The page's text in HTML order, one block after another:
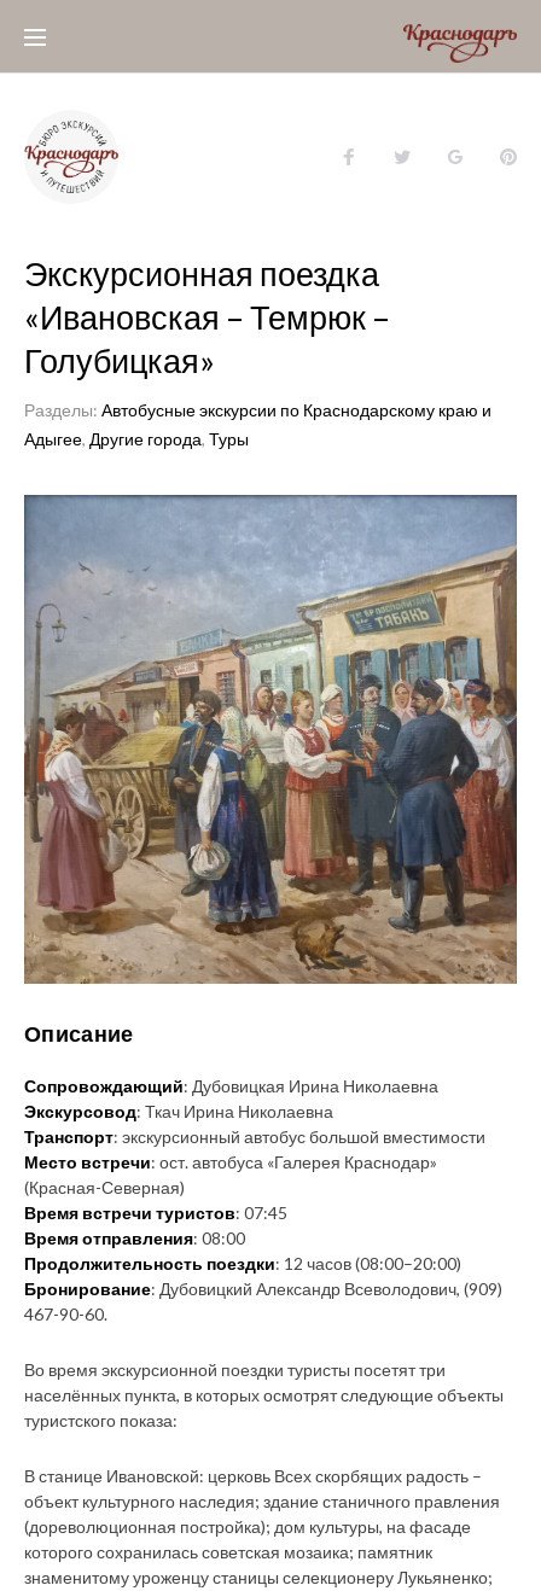
FacebookTwitter Google+
Экскурсионная поездка
«Ивановская – Темрюк –
Голубицкая»
Разделы: Автобусные экскурсии по Краснодарскому краю и
Адыгее, Другие города, Туры
Описание
Сопровождающий: Дубовицкая Ирина Николаевна
Экскурсовод: Ткач Ирина Николаевна
Транспорт: экскурсионный автобус большой вместимости
Место встречи: ост. автобуса «Галерея Краснодар»
(Красная-Северная)
Время встречи туристов: 07:45
Время отправления: 08:00
Продолжительность поездки: 12 часов (08:00–20:00)
Бронирование: Дубовицкий Александр Всеволодович, (909)
467-90-60.
Во время экскурсионной поездки туристы посетят три
населённых пункта, в которых осмотрят следующие объекты
туристского показа:
В станице Ивановской: церковь Всех скорбящих радость –
объект культурного наследия; здание станичного правления
(дореволюционная постройка); дом культуры, на фасаде
которого сохранилась советская мозаика; памятник
знаменитому уроженцу станицы селекционеру Лукьяненко;